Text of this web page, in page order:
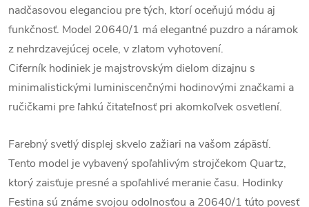
nadčasovou eleganciou pre tých, ktorí oceňujú módu aj
funkčnosť. Model 20640/1 má elegantné puzdro a náramok
z nehrdzavejúcej ocele, v zlatom vyhotovení.
Ciferník hodiniek je majstrovským dielom dizajnu s
minimalistickými luminiscenčnými hodinovými značkami a
ručičkami pre ľahkú čitateľnosť pri akomkoľvek osvetlení.
Farebný svetlý displej skvelo zažiari na vašom zápästí.
Tento model je vybavený spoľahlivým strojčekom Quartz,
ktorý zaisťuje presné a spoľahlivé meranie času. Hodinky
Festina sú známe svojou odolnosťou a 20640/1 túto povesť